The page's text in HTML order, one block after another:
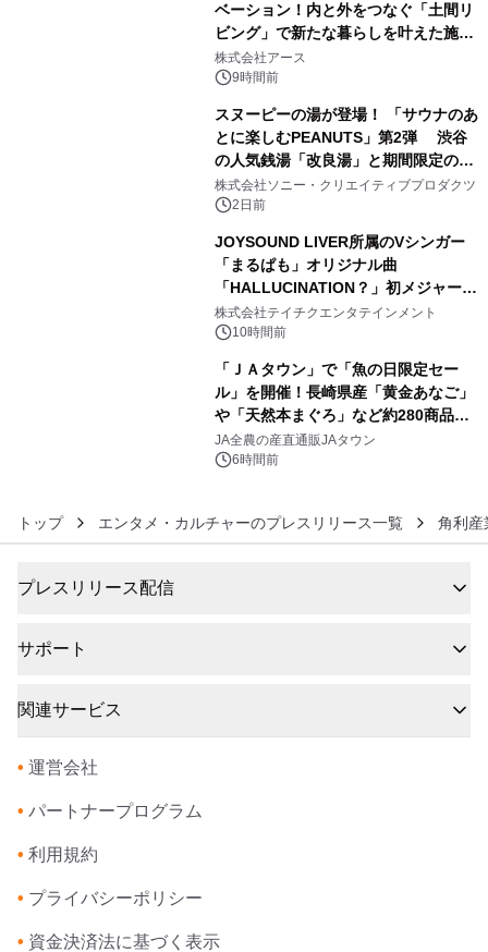
ベーション！内と外をつなぐ「土間リ
ビング」で新たな暮らしを叶えた施工
事例を株式会社アースが公開
株式会社アース
9時間前
スヌーピーの湯が登場！ 「サウナのあ
とに楽しむPEANUTS」第2弾 渋谷
の人気銭湯「改良湯」と期間限定のコ
ラボレーション サウナイキタイコラ
ボグッズも発売決定！
株式会社ソニー・クリエイティブプロダクツ
2日前
JOYSOUND LIVER所属のVシンガー
「まるぱも」オリジナル曲
「HALLUCINATION？」初メジャー配
信リリース決定！
株式会社テイチクエンタテインメント
10時間前
「ＪＡタウン」で「魚の日限定セー
ル」を開催！長崎県産「黄金あなご」
や「天然本まぐろ」など約280商品を
販売！～毎月１０日の定例企画～
JA全農の産直通販JAタウン
6時間前
トップ エンタメ・カルチャーのプレスリリース一覧 角利産
プレスリリース配信
サポート
関連サービス
• 運営会社
• パートナープログラム
• 利用規約
• プライバシーポリシー
• 資金決済法に基づく表示